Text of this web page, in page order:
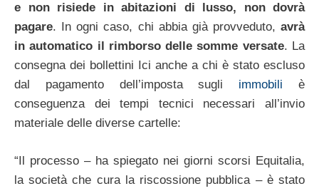
e non risiede in abitazioni di lusso, non dovrà
pagare. In ogni caso, chi abbia già provveduto, avrà
in automatico il rimborso delle somme versate. La
consegna dei bollettini Ici anche a chi è stato escluso
dal pagamento dell’imposta sugli immobiliè
conseguenza dei tempi tecnici necessari all’invio
materiale delle diverse cartelle:
“Il processo – ha spiegato nei giorni scorsi Equitalia,
la società che cura la riscossione pubblica – è stato